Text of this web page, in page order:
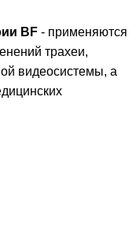
BF - применяются
трахеи,
видеосистемы, а